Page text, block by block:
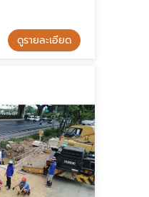
ดูรายละเอียด